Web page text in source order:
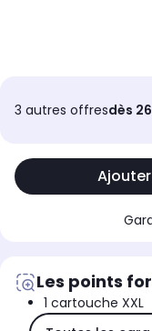
3 autres offresdès
Les points
1 cartouche XXL